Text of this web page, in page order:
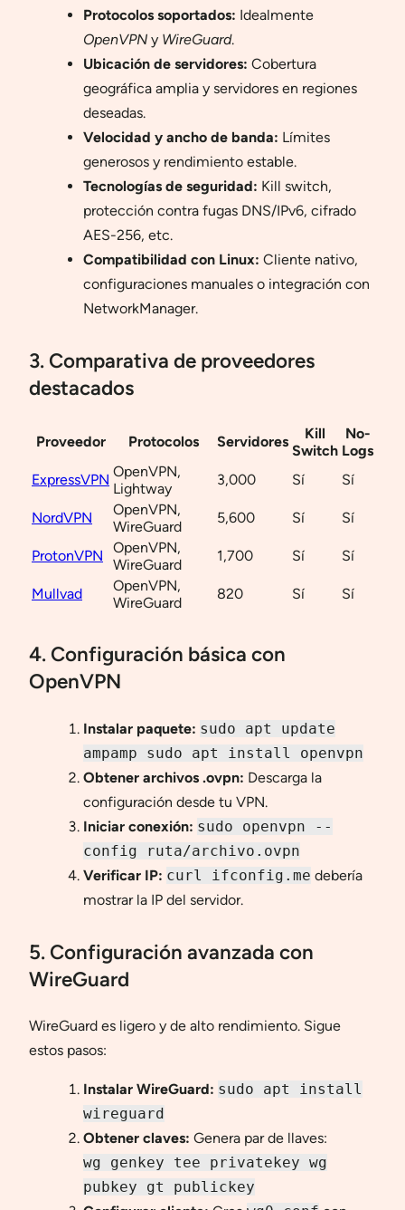
Protocolos soportados: Idealmente
OpenVPN y WireGuard.
Ubicación de servidores: Cobertura
geográfica amplia y servidores en regiones
deseadas.
Velocidad y ancho de banda: Límites
generosos y rendimiento estable.
Tecnologías de seguridad: Kill switch,
protección contra fugas DNS/IPv6, cifrado
AES-256, etc.
Compatibilidad con Linux: Cliente nativo,
configuraciones manuales o integración con
NetworkManager.
3. Comparativa de proveedores
destacados
Proveedor Protocolos Servidores
Kill
Switch
No-
Logs
ExpressVPN OpenVPN,
Lightway
3,000 Sí Sí
NordVPN
OpenVPN,
WireGuard
5,600 Sí Sí
ProtonVPN
OpenVPN,
WireGuard
1,700 Sí Sí
Mullvad
OpenVPN,
WireGuard
820 Sí Sí
4. Configuración básica con
OpenVPN
Instalar paquete: sudo apt update
ampamp sudo apt install openvpn
Obtener archivos .ovpn: Descarga la
configuración desde tu VPN.
Iniciar conexión: sudo openvpn --
config ruta/archivo.ovpn
Verificar IP: curl ifconfig.me debería
mostrar la IP del servidor.
5. Configuración avanzada con
WireGuard
WireGuard es ligero y de alto rendimiento. Sigue
estos pasos:
Instalar WireGuard: sudo apt install
wireguard
Obtener claves: Genera par de llaves:
wg genkey tee privatekey wg
pubkey gt publickey